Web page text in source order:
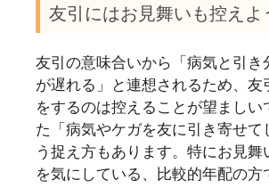
友引にはお見舞いも控えよ
友引の意味合いから「病気と引き
が遅れる」と連想されるため、友
をするのは控えることが望ましい
た「病気やケガを友に引き寄せて
う捉え方もあります。特にお見舞
を気にしている、比較的年配の方